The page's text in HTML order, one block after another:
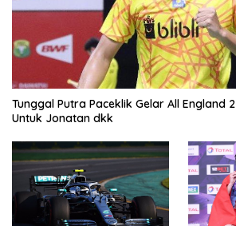
Tunggal Putra Paceklik Gelar All England
Untuk Jonatan dkk